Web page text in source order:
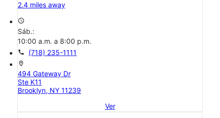
2.4 miles away
access_time
Sáb.:
10:00 a.m. a 8:00 p.m.
call (718) 235-1111
location_on
494 Gateway Dr
Ste K11
Brooklyn, NY 11239
Ver